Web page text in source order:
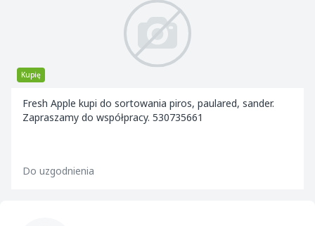
Kupię
Fresh Apple kupi do sortowania piros, paulared, sander.
Zapraszamy do współpracy. 530735661
Do uzgodnienia